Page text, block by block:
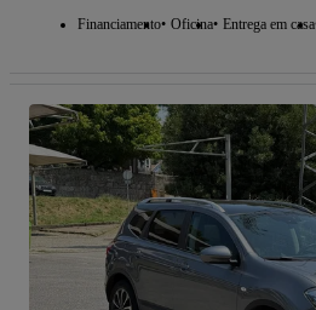
Financiamento Oficina Entrega em casa